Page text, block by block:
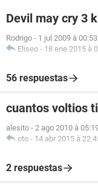
Devil may cry 3
Rodrigo - 1 jul 2009 à 00:53
Eliseo - 18 ene 2015 à
56 respuestas
cuantos voltios
alesito - 2 ago 2010 à
oto - 14 abr 2015 à
2 respuestas